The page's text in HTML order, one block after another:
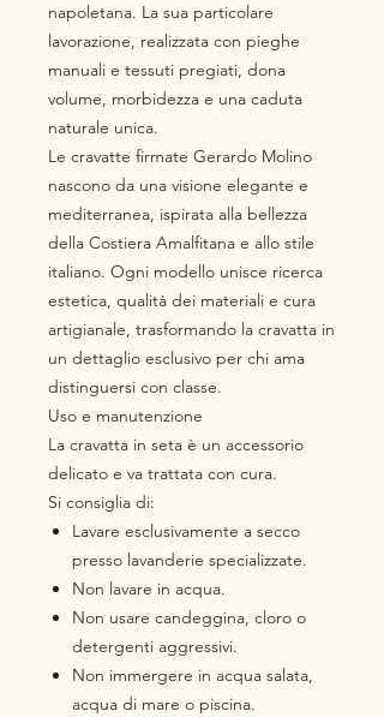
napoletana. La sua particolare
lavorazione, realizzata con pieghe
manuali e tessuti pregiati, dona
volume, morbidezza e una caduta
naturale unica.
Le cravatte firmate Gerardo Molino
nascono da una visione elegante e
mediterranea, ispirata alla bellezza
della Costiera Amalfitana e allo stile
italiano. Ogni modello unisce ricerca
estetica, qualità dei materiali e cura
artigianale, trasformando la cravatta in
un dettaglio esclusivo per chi ama
distinguersi con classe.
Uso e manutenzione
La cravatta in seta è un accessorio
delicato e va trattata con cura.
Si consiglia di:
Lavare esclusivamente a secco
presso lavanderie specializzate.
Non lavare in acqua.
Non usare candeggina, cloro o
detergenti aggressivi.
Non immergere in acqua salata,
acqua di mare o piscina.